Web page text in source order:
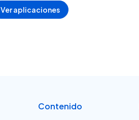
Ver aplicaciones
Contenido